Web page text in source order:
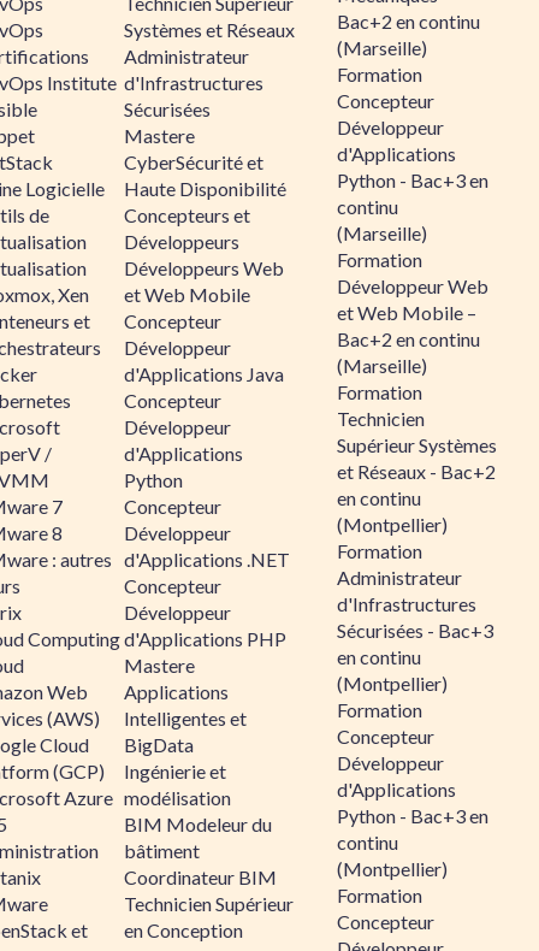
Institute
Logicielle
de
Xen
et
/
7
8
: autres
Computing
Web
(AWS)
Cloud
(GCP)
Azure
et
Systèmes et Réseaux
Administrateur
d'Infrastructures
Sécurisées
Mastere
CyberSécurité et
Haute Disponibilité
Concepteurs et
Développeurs
Développeurs Web
et Web Mobile
Concepteur
Développeur
d'Applications Java
Concepteur
Développeur
d'Applications
Python
Concepteur
Développeur
d'Applications .NET
Concepteur
Développeur
d'Applications PHP
Mastere
Applications
Intelligentes et
BigData
Ingénierie et
modélisation
BIM Modeleur du
bâtiment
Coordinateur BIM
Technicien Supérieur
en Conception
Bac+2 en continu
(Marseille)
Formation
Concepteur
Développeur
d'Applications
Python - Bac+3 en
continu
(Marseille)
Formation
Développeur Web
et Web Mobile –
Bac+2 en continu
(Marseille)
Formation
Technicien
Supérieur Systèmes
et Réseaux - Bac+2
en continu
(Montpellier)
Formation
Administrateur
d'Infrastructures
Sécurisées - Bac+3
en continu
(Montpellier)
Formation
Concepteur
Développeur
d'Applications
Python - Bac+3 en
continu
(Montpellier)
Formation
Concepteur